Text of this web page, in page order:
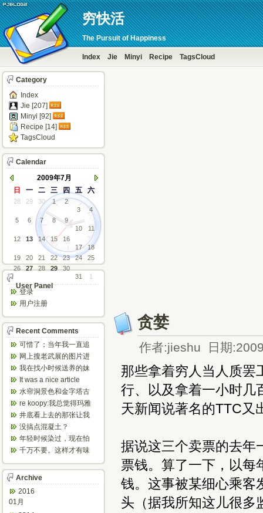
穷快活
The Pursuit of Happiness
Index Jie Minyi Recipe TagsCloud
贪婪
作者:jieshu 日期
那些拿着穷人当人质罢
行、以及拿着一小时几
天新闻说著名的TTC又
据说这三个卖票的去
票钱。算了一下，以每
钱。这事被某细心乘客
头（据我所知这儿很多
Category
Index
Jie [207]
Minyi [92]
Recipe [14]
TagsCloud
Calendar
2009年7月
日
一 二 三 四 五 六
28 29 30 1
2
3
4
5
6 7 8
9
10
11
12
13 14 15
16
17
18
19
20 21 22 23 24
25
26
27 28 29
30
31
1
User Panel
登录
用户注册
Recent Comments
可惜了；当年我一直追
着这个，看博主夫妇一
步步在多伦...
网上搜老武展的图片进
来了，一晃是你十年前
的帖子，时...
我在找小时候送养的妹
妹，有人QQ找我说找到
了匹配的...
It was a nice article
and...
水帘洞景色和金字塔古
迹都不错。
re koopy:我总觉得玛雅
人见过外星人。不然哪...
井底看上去的那张让我
想起了蝙蝠侠。。下棋
那张会不会...
没搞点混凝土？
年轻时候染过，现在怕
伤头发不敢染了。不过
千万不要。这样才有味
气场。
Archive
2016
01月